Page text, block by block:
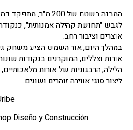
המבנה בשטח של 200
לגבש "תחושת קהילה אמנותית",
אוצרים וציבור רחב.
במהלך היום, אור השמש הציע משחק
אורות וצללים, המוקרנים בנקודות
הלילה, הרבגוניות של אורות
ליצור סוגי אווירה זוהרים ושונים.
Diseño y Construcción